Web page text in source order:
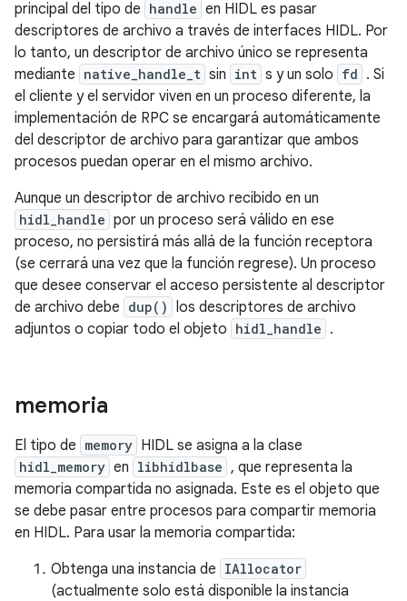
principal del tipo de handle en HIDL es pasar
descriptores de archivo a través de interfaces HIDL. Por
lo tanto, un descriptor de archivo único se representa
mediante native_handle_t sin int s y un solo fd . Si
el cliente y el servidor viven en un proceso diferente, la
implementación de RPC se encargará automáticamente
del descriptor de archivo para garantizar que ambos
procesos puedan operar en el mismo archivo.
Aunque un descriptor de archivo recibido en un
hidl_handle por un proceso será válido en ese
proceso, no persistirá más allá de la función receptora
(se cerrará una vez que la función regrese). Un proceso
que desee conservar el acceso persistente al descriptor
de archivo debe dup() los descriptores de archivo
adjuntos o copiar todo el objeto hidl_handle .
memoria
El tipo de memory HIDL se asigna a la clase
hidl_memory en libhidlbase , que representa la
memoria compartida no asignada. Este es el objeto que
se debe pasar entre procesos para compartir memoria
en HIDL. Para usar la memoria compartida:
Obtenga una instancia de IAllocator
(actualmente solo está disponible la instancia